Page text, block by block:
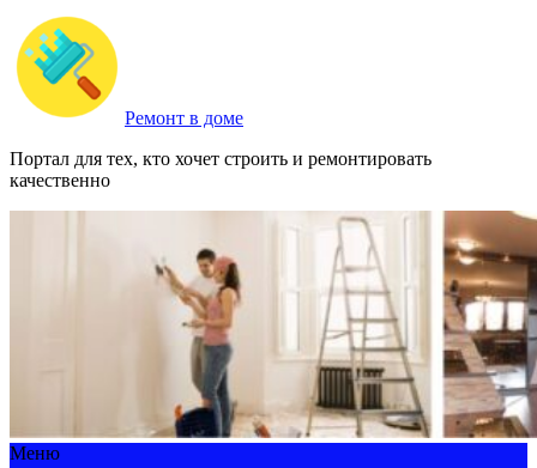
Ремонт в доме
Портал для тех, кто хочет строить и ремонтировать
качественно
Меню